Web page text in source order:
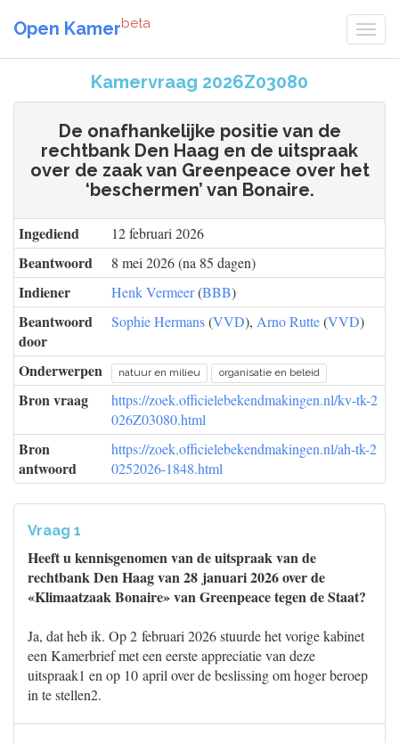
Open Kamerbeta
Kamervraag 2026Z03080
De onafhankelijke positie van de
rechtbank Den Haag en de uitspraak
over de zaak van Greenpeace over het
‘beschermen’ van Bonaire.
Ingediend 12 februari 2026
Beantwoord 8 mei 2026 (na 85 dagen)
Indiener Henk Vermeer(BBB)
Beantwoord
door
Sophie Hermans(VVD), Arno Rutte(VVD)
Onderwerpen natuur en milieu organisatie en beleid
Bron vraag
https://zoek.officielebekendmakingen.nl/kv-tk-2
026Z03080.html
Bron
antwoord
https://zoek.officielebekendmakingen.nl/ah-tk-2
0252026-1848.html
Vraag 1
Heeft u kennisgenomen van de uitspraak van de
rechtbank Den Haag van 28 januari 2026 over de
«Klimaatzaak Bonaire» van Greenpeace tegen de Staat?
Ja, dat heb ik. Op 2 februari 2026 stuurde het vorige kabinet
een Kamerbrief met een eerste appreciatie van deze
uitspraak1 en op 10 april over de beslissing om hoger beroep
in te stellen2.